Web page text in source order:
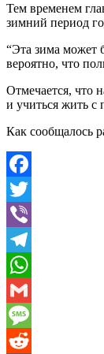
Тем временем
зимний период
“Эта зима может
вероятно, что
Отмечается, что
и учиться жить с
Как сообщалось
Facebook
Twitter
Viber
Telegram
WhatsApp
Gmail
Message